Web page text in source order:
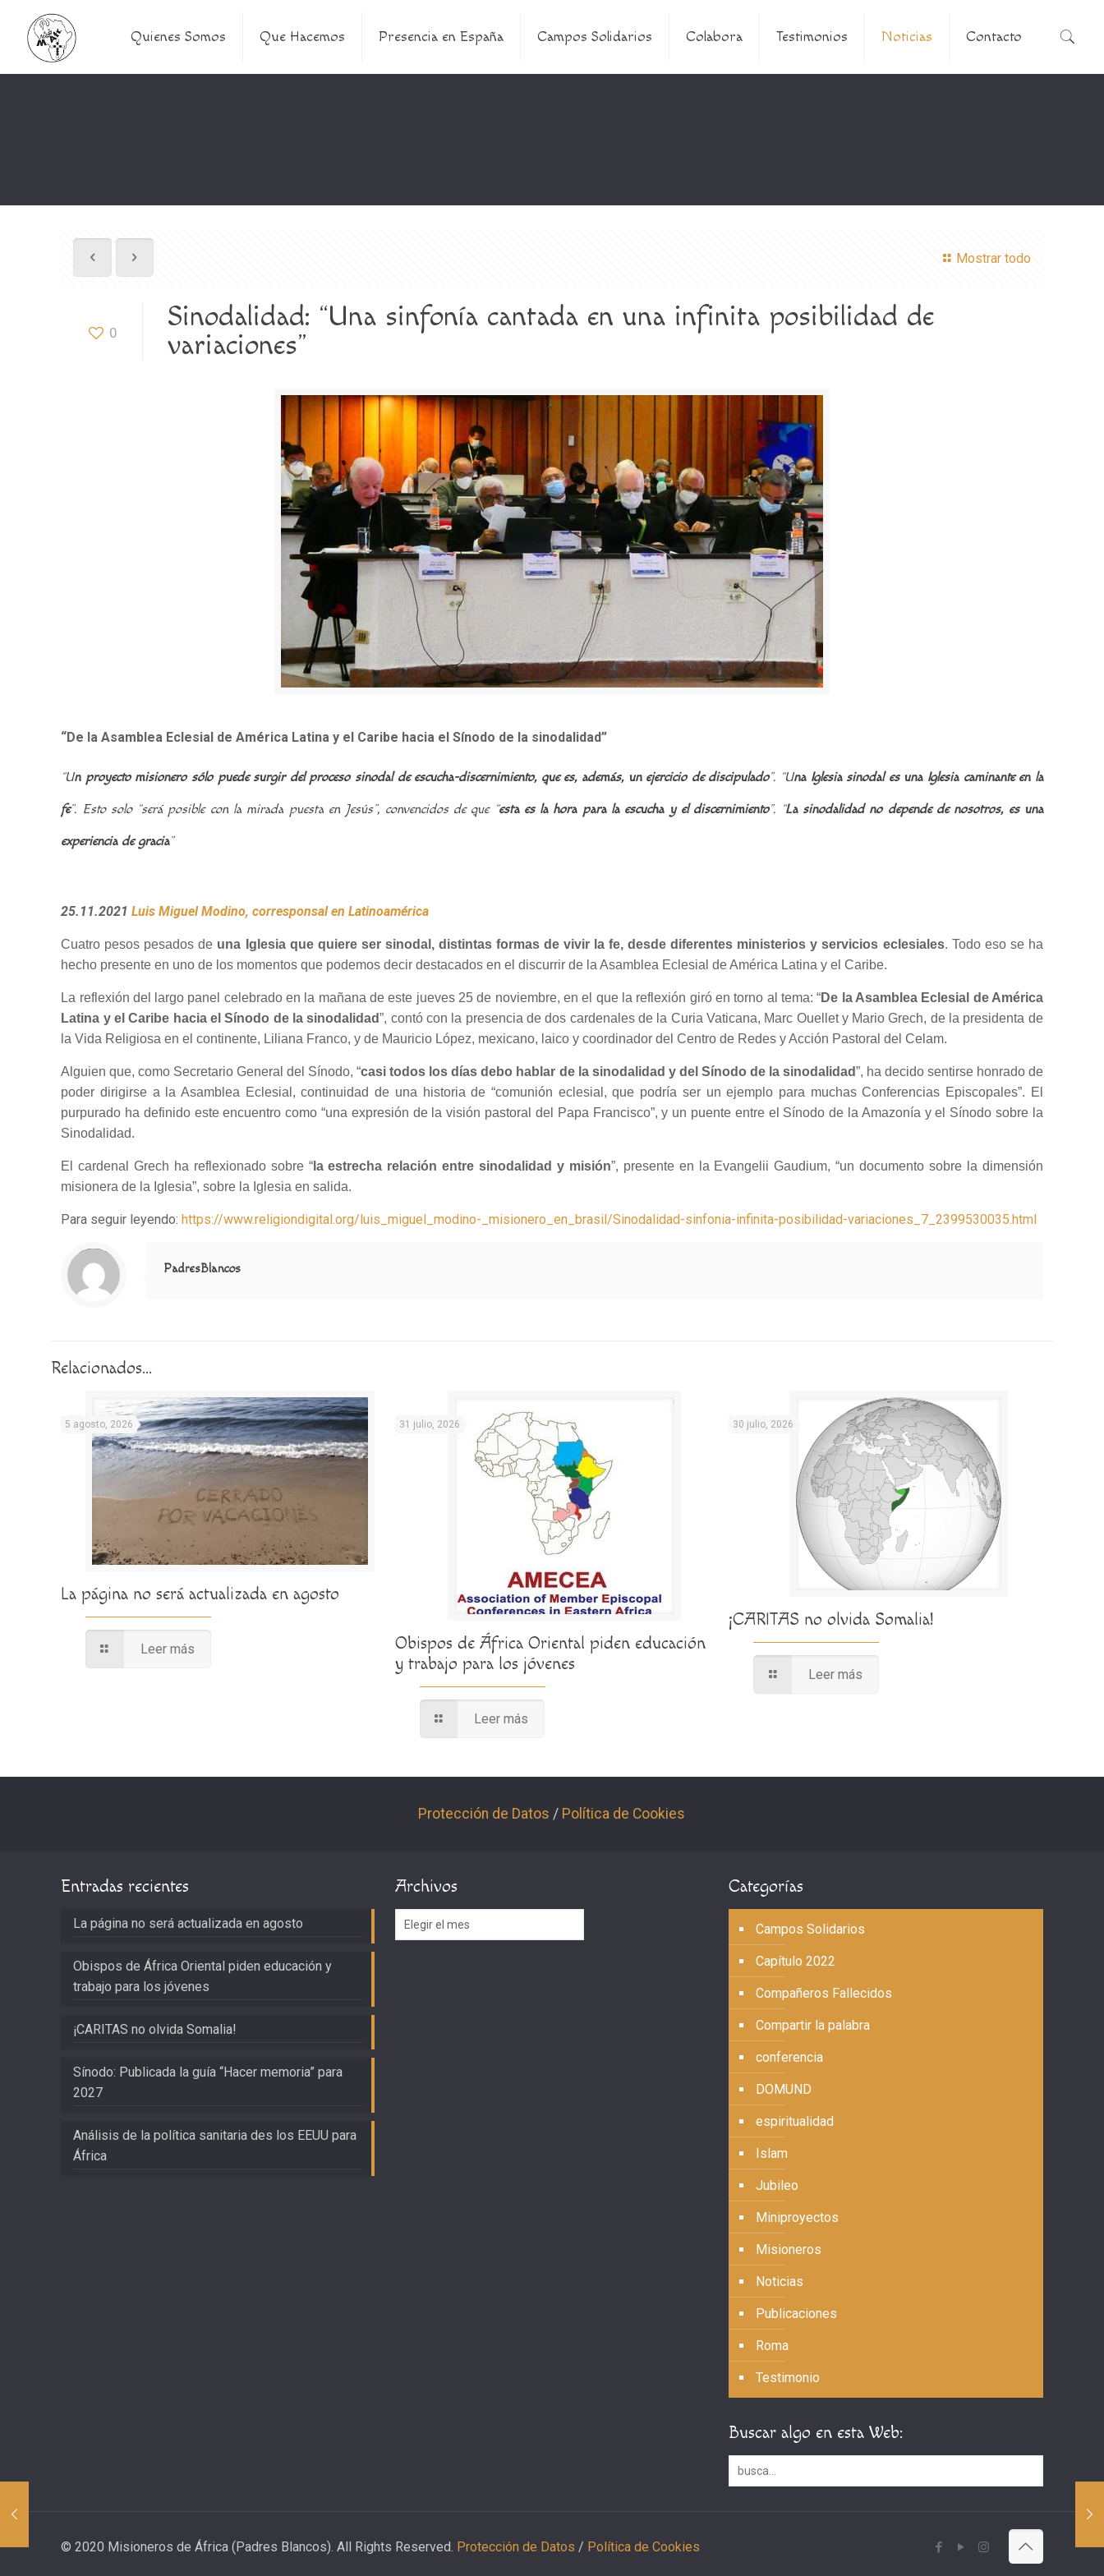
Quienes Somos Que Hacemos Presencia en España Campos Solidarios Colabora Testimonios Noticias Contacto
Mostrar todo
0
Sinodalidad: “Una sinfonía cantada en una infinita posibilidad de
variaciones”
“De la Asamblea Eclesial de América Latina y el Caribe hacia el Sínodo de la sinodalidad”
“Un proyecto misionero sólo puede surgir del proceso sinodal de escucha-discernimiento, que es, además, un ejercicio de discipulado”. “Una Iglesia sinodal es una Iglesia caminante en la
fe”. Esto solo “será posible con la mirada puesta en Jesús”, convencidos de que “esta es la hora para la escucha y el discernimiento”. “La sinodalidad no depende de nosotros, es una
experiencia de gracia”
25.11.2021 Luis Miguel Modino, corresponsal en Latinoamérica
Cuatro pesos pesados de una Iglesia que quiere ser sinodal, distintas formas de vivir la fe, desde diferentes ministerios y servicios eclesiales. Todo eso se ha
hecho presente en uno de los momentos que podemos decir destacados en el discurrir de la Asamblea Eclesial de América Latina y el Caribe.
La reflexión del largo panel celebrado en la mañana de este jueves 25 de noviembre, en el que la reflexión giró en torno al tema: “De la Asamblea Eclesial de América
Latina y el Caribe hacia el Sínodo de la sinodalidad”, contó con la presencia de dos cardenales de la Curia Vaticana, Marc Ouellet y Mario Grech, de la presidenta de
la Vida Religiosa en el continente, Liliana Franco, y de Mauricio López, mexicano, laico y coordinador del Centro de Redes y Acción Pastoral del Celam.
Alguien que, como Secretario General del Sínodo, “casi todos los días debo hablar de la sinodalidad y del Sínodo de la sinodalidad”, ha decido sentirse honrado de
poder dirigirse a la Asamblea Eclesial, continuidad de una historia de “comunión eclesial, que podría ser un ejemplo para muchas Conferencias Episcopales”. El
purpurado ha definido este encuentro como “una expresión de la visión pastoral del Papa Francisco”, y un puente entre el Sínodo de la Amazonía y el Sínodo sobre la
Sinodalidad.
El cardenal Grech ha reflexionado sobre “la estrecha relación entre sinodalidad y misión”, presente en la Evangelii Gaudium, “un documento sobre la dimensión
misionera de la Iglesia”, sobre la Iglesia en salida.
Para seguir leyendo:https://www.religiondigital.org/luis_miguel_modino-_misionero_en_brasil/Sinodalidad-sinfonia-infinita-posibilidad-variaciones_7_2399530035.html
Notice
: Trying to access array offset on value of type null in
/home/misioner/public_html/padresblancos/themes/betheme/includes/content-single.php
on line
286
PadresBlancos
Relacionados...
5 agosto, 2026
La página no será actualizada en agosto
Leer más
31 julio, 2026
Obispos de África Oriental piden educación
y trabajo para los jóvenes
Leer más
30 julio, 2026
¡CARITAS no olvida Somalia!
Leer más
Protección de Datos / Política de Cookies
Entradas recientes
La página no será actualizada en agosto
Obispos de África Oriental piden educación y
trabajo para los jóvenes
¡CARITAS no olvida Somalia!
Sínodo: Publicada la guía “Hacer memoria” para
2027
Análisis de la política sanitaria des los EEUU para
África
Archivos
Archivos
Categorías
Campos Solidarios
Capítulo 2022
Compañeros Fallecidos
Compartir la palabra
conferencia
DOMUND
espiritualidad
Islam
Jubileo
Miniproyectos
Misioneros
Noticias
Publicaciones
Roma
Testimonio
Buscar algo en esta Web:
© 2020 Misioneros de África (Padres Blancos). All Rights Reserved. Protección de Datos / Política de Cookies